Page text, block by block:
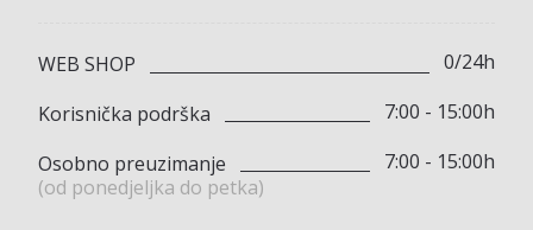
WEB SHOP
0/24h
Korisnička podrška
7:00 - 15:00h
Osobno preuzimanje
(od ponedjeljka do petka)
7:00 - 15:00h